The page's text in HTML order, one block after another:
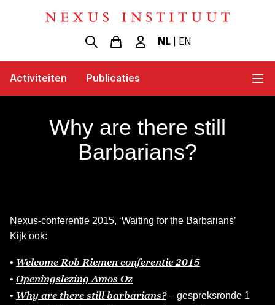
NL| EN
Activiteiten Publicaties
Why are there still
Barbarians?
Nexus-conferentie 2015, ‘Waiting for the Barbarians’
Kijk ook:
• Welcome Rob Riemen conferentie 2015
• Openingslezing Amos Oz
• Why are there still barbarians?– gespreksronde 1